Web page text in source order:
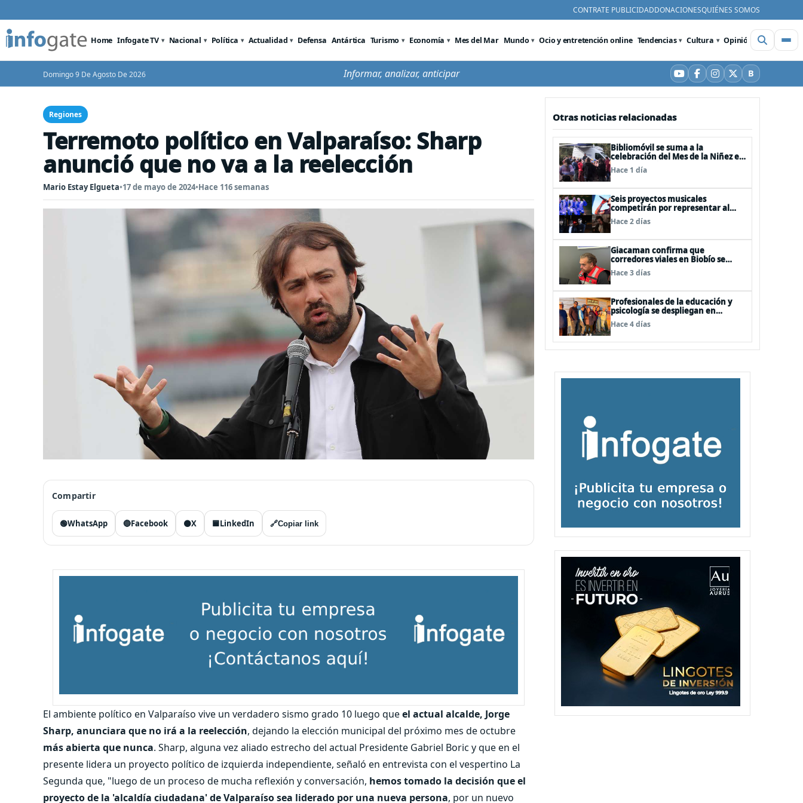
CONTRATE PUBLICIDADDONACIONESQUIÉNES SOMOS
Home Infogate TV Nacional Política Actualidad Defensa Antártica Turismo Economía Mes del Mar Mundo Ocio y entretención online Tendencias Cultura Opinión Videos
Domingo 9 De Agosto De 2026 Informar, analizar, anticipar YouTube
Facebook
Instagram
X BBluesky
Regiones
Terremoto político en Valparaíso: Sharp
anunció que no va a la reelección
Mario Estay Elgueta•17 de mayo de 2024•Hace 116 semanas
Compartir
🟢WhatsApp 🔵Facebook ⚫X 🟦LinkedIn 🔗Copiar link
El ambiente político en Valparaíso vive un verdadero sismo grado 10 luego queel actual alcalde, Jorge
Sharp, anunciara que no irá a la reelección, dejando la elección municipal del próximo mes de octubre
más abierta que nunca. Sharp, alguna vez aliado estrecho del actual Presidente Gabriel Boric y que en el
presente lidera un proyecto político de izquierda independiente, señaló en entrevista con el vespertino La
Segunda que, "luego de un proceso de mucha reflexión y conversación, hemos tomado la decisión que el
proyecto de la 'alcaldía ciudadana' de Valparaíso sea liderado por una nueva persona, por un nuevo
Otras noticias relacionadas
Bibliomóvil se suma a la
celebración del Mes de la Niñez en
Teatro Biobío
Hace 1 día
Seis proyectos musicales
competirán por representar al
Biobío en Rockódromo 2026
Hace 2 días
Giacaman confirma que
corredores viales en Biobío se
realizarán, pero no por la vía de la
concesión
Hace 3 días
Profesionales de la educación y
psicología se despliegan en
terreno para ir en favor de niños
afectados por la emergencia
Hace 4 días